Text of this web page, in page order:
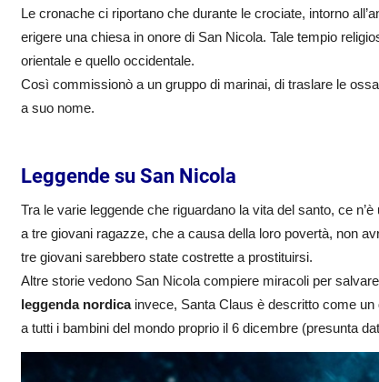
Le cronache ci riportano che durante le crociate, intorno
erigere una chiesa in onore di San Nicola. Tale tempio
orientale e quello occidentale.
Così commissionò a un gruppo di marinai, di traslare le
a suo nome.
Leggende su San Nicola
Tra le varie leggende che riguardano la vita del santo, ce
a tre giovani ragazze, che a causa della loro povertà, non
tre giovani sarebbero state costrette a prostituirsi.
Altre storie vedono San Nicola compiere miracoli per
leggenda nordicainvece, Santa Claus è descritto come
a tutti i bambini del mondo proprio il 6 dicembre (presunta